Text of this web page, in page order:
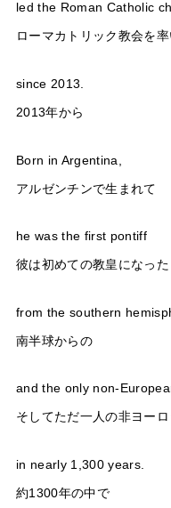
led the Roman Catholic
ローマカトリック教会を率
since 2013.
2013年から
Born in Argentina,
アルゼンチンで生まれて
he was the first pontiff
彼は初めての教皇になった
from the southern
南半球からの
and the only non-
そしてただ一人の非ヨー
in nearly 1,300 years.
約1300年の中で